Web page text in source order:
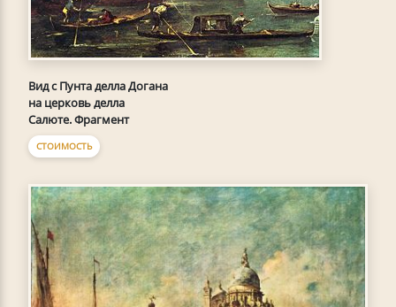
Вид с Пунта делла Догана
на церковь делла
Салюте. Фрагмент
СТОИМОСТЬ